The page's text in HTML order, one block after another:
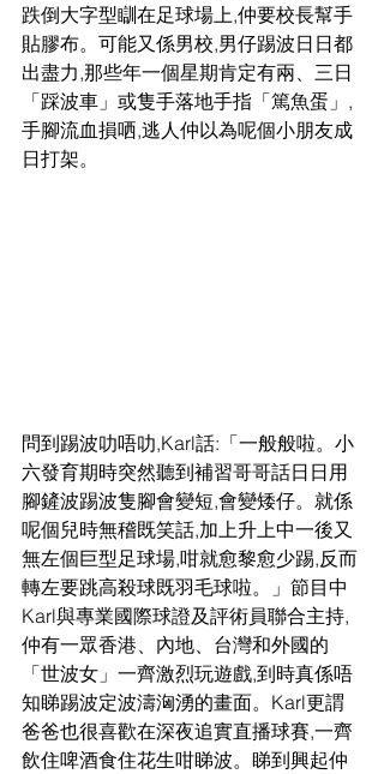
跌倒大字型瞓在足球場上,仲要校長幫手
貼膠布。可能又係男校,男仔踢波日日都
出盡力,那些年一個星期肯定有兩、三日
「踩波車」或隻手落地手指「篤魚蛋」,
手腳流血損哂,逃人仲以為呢個小朋友成
日打架。
問到踢波叻唔叻,Karl話:「一般般啦。小
六發育期時突然聽到補習哥哥話日日用
腳鏟波踢波隻腳會變短,會變矮仔。就係
呢個兒時無稽既笑話,加上升上中一後又
無左個巨型足球場,咁就愈黎愈少踢,反而
轉左要跳高殺球既羽毛球啦。」節目中
Karl與專業國際球證及評術員聯合主持,
仲有一眾香港、內地、台灣和外國的
「世波女」一齊激烈玩遊戲,到時真係唔
知睇踢波定波濤洶湧的畫面。Karl更謂
爸爸也很喜歡在深夜追實直播球賽,一齊
飲住啤酒食住花生咁睇波。睇到興起仲